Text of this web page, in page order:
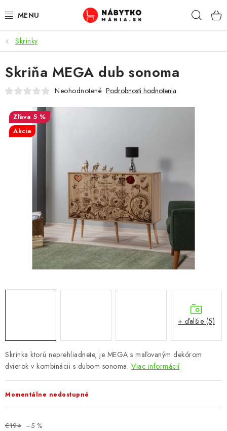
na
VÝPREDAJ
NOVINKY
OBÝVACIA IZBA
KUCHYŇA
PRACOVŇA / KANCELÁRIA
KÚPEĽŇA
DETSKÉ A ŠTUDENTSKÉ
Kontakty Podmienky ochrany osobných údajov
Registrace
Obchodné podmienky 2024
Skrinky
Skrinka ktorú neprehliadnete, je MEGA s maľovaným dekórom
dvierok v kombinácii s dubom sonoma. Viac informácií
Momentálne nedostupné
€194 –5 %
Skriňa MEGA dub sonoma
Neohodnotené Podrobnosti hodnotenia
5 %
Akcia
+ ďalšie (5)